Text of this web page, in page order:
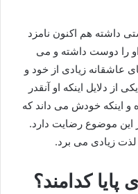
داشته هم اکنون نامزد
را دوست داشته و می
زیادی از خود و
دلایل اینکه او آنقدر
و اینکه خودش می داند که
این موضوع رضایت دارد.
زیادی می برد.
کدامند؟